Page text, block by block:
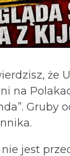
że
na
Gruby
nie jest